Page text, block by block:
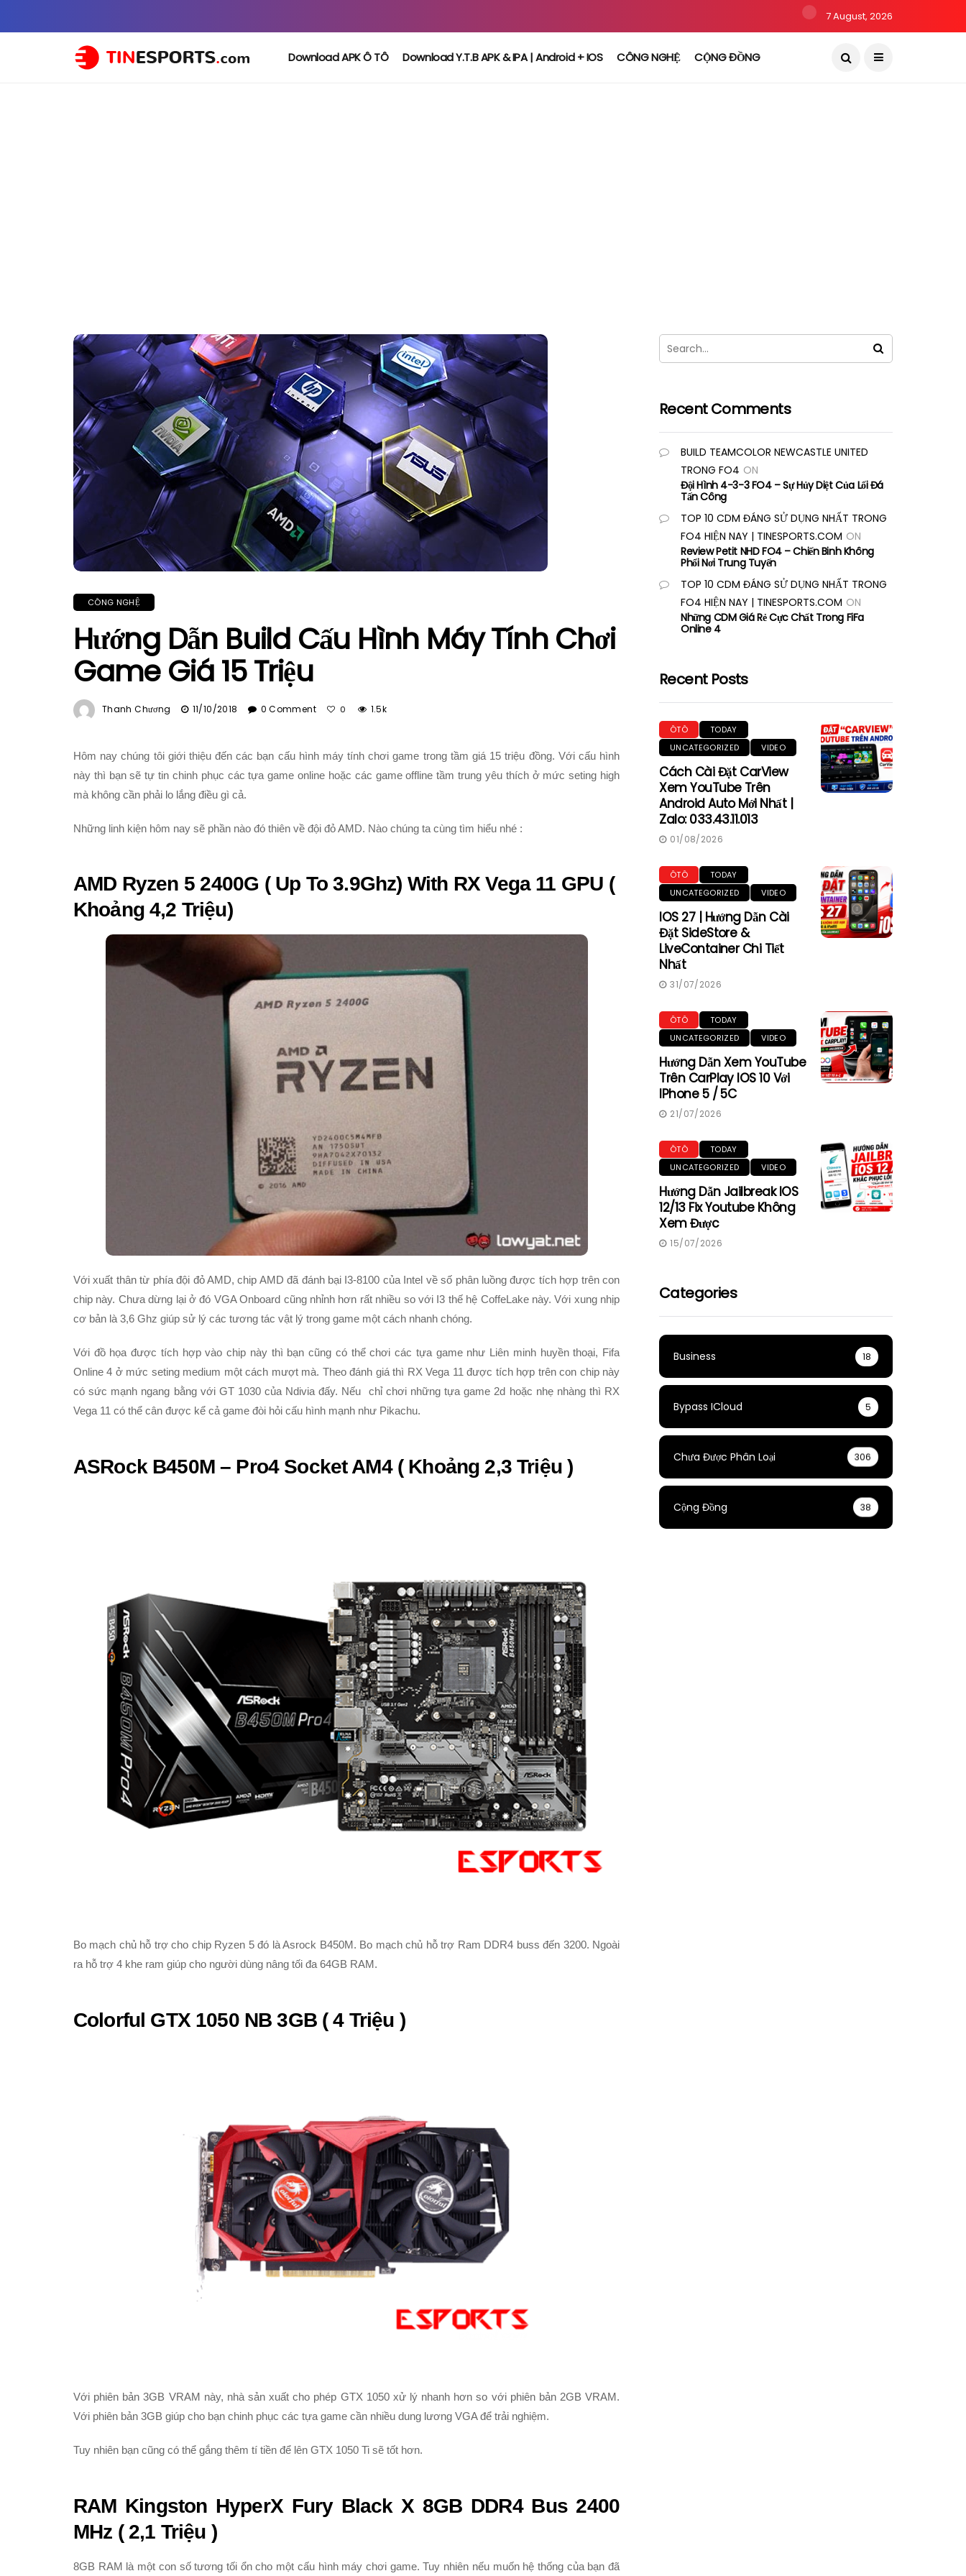
7 August, 2026
Download APK Ô TÔ Download Y.T.B APK & IPA | Android + IOS CÔNG NGHỆ CỘNG ĐỒNG
CÔNG NGHỆ
Hướng Dẫn Build Cấu Hình Máy Tính Chơi
Game Giá 15 Triệu
Thanh Chương 11/10/2018 0 Comment 0 1.5k
Hôm nay chúng tôi giới thiệu đến các bạn cấu hình máy tính chơi game trong tầm giá 15 triệu đồng. Với cấu hình
này thì bạn sẽ tự tin chinh phục các tựa game online hoặc các game offline tầm trung yêu thích ở mức seting high
mà không cần phải lo lắng điều gì cả.
Những linh kiện hôm nay sẽ phần nào đó thiên về đội đỏ AMD. Nào chúng ta cùng tìm hiểu nhé :
AMD Ryzen 5 2400G ( Up To 3.9Ghz) With RX Vega 11 GPU (
Khoảng 4,2 Triệu)
Với xuất thân từ phía đội đỏ AMD, chip AMD đã đánh bại I3-8100 của Intel về số phân luồng được tích hợp trên con
chip này. Chưa dừng lại ở đó VGA Onboard cũng nhỉnh hơn rất nhiều so với I3 thế hệ CoffeLake này. Với xung nhịp
cơ bản là 3,6 Ghz giúp sử lý các tương tác vật lý trong game một cách nhanh chóng.
Với đồ họa được tích hợp vào chip này thì bạn cũng có thể chơi các tựa game như Liên minh huyền thoại, Fifa
Online 4 ở mức seting medium một cách mượt mà. Theo đánh giá thì RX Vega 11 được tích hợp trên con chip này
có sức mạnh ngang bằng với GT 1030 của Ndivia đấy. Nếu chỉ chơi những tựa game 2d hoặc nhẹ nhàng thì RX
Vega 11 có thể cân được kể cả game đòi hỏi cấu hình mạnh như Pikachu.
ASRock B450M – Pro4 Socket AM4 ( Khoảng 2,3 Triệu )
Bo mạch chủ hỗ trợ cho chip Ryzen 5 đó là Asrock B450M. Bo mạch chủ hỗ trợ Ram DDR4 buss đến 3200. Ngoài
ra hỗ trợ 4 khe ram giúp cho người dùng nâng tối đa 64GB RAM.
Colorful GTX 1050 NB 3GB ( 4 Triệu )
Với phiên bản 3GB VRAM này, nhà sản xuất cho phép GTX 1050 xử lý nhanh hơn so với phiên bản 2GB VRAM.
Với phiên bản 3GB giúp cho bạn chinh phục các tựa game cần nhiều dung lương VGA để trải nghiệm.
Tuy nhiên bạn cũng có thể gắng thêm tí tiền để lên GTX 1050 Ti sẽ tốt hơn.
RAM Kingston HyperX Fury Black X 8GB DDR4 Bus 2400
MHz ( 2,1 Triệu )
8GB RAM là một con số tương tối ổn cho một cấu hình máy chơi game. Tuy nhiên nếu muốn hệ thống của bạn đã
Recent Comments
BUILD TEAMCOLOR NEWCASTLE UNITED
TRONG FO4 ON
Đội Hình 4-3-3 FO4 – Sự Hủy Diệt Của Lối Đá
Tấn Công
TOP 10 CDM ĐÁNG SỬ DỤNG NHẤT TRONG
FO4 HIỆN NAY | TINESPORTS.COM ON
Review Petit NHD FO4 – Chiến Binh Không
Phổi Nơi Trung Tuyến
TOP 10 CDM ĐÁNG SỬ DỤNG NHẤT TRONG
FO4 HIỆN NAY | TINESPORTS.COM ON
Những CDM Giá Rẻ Cực Chất Trong FiFa
Online 4
Recent Posts
ÔTÔ
TODAY
UNCATEGORIZED
VIDEO
Cách Cài Đặt CarView
Xem YouTube Trên
Android Auto Mới Nhất |
Zalo: 033.43.11.013
01/08/2026
ÔTÔ
TODAY
UNCATEGORIZED
VIDEO
IOS 27 | Hướng Dẫn Cài
Đặt SideStore &
LiveContainer Chi Tiết
Nhất
31/07/2026
ÔTÔ
TODAY
UNCATEGORIZED
VIDEO
Hướng Dẫn Xem YouTube
Trên CarPlay IOS 10 Với
IPhone 5 / 5C
21/07/2026
ÔTÔ
TODAY
UNCATEGORIZED
VIDEO
Hướng Dẫn Jailbreak IOS
12/13 Fix Youtube Không
Xem Được
15/07/2026
Categories
Business 18
Bypass ICloud 5
Chưa Được Phân Loại 306
Cộng Đồng 38